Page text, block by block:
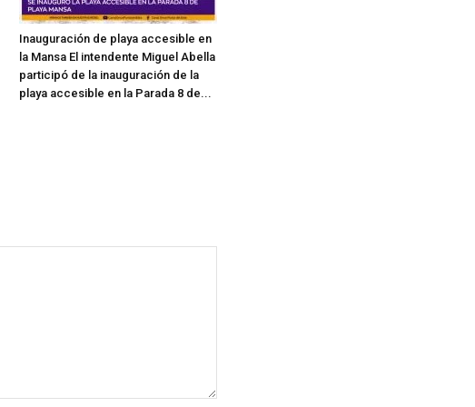
Inauguración de playa accesible en
la Mansa El intendente Miguel Abella
participó de la inauguración de la
playa accesible en la Parada 8 de...